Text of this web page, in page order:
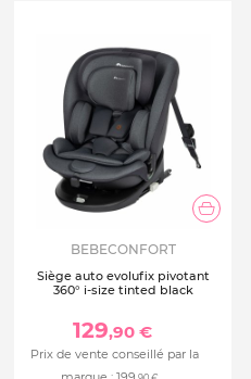
BEBECONFORT
Siège auto evolufix pivotant
360° i-size tinted black
129,90 €
Prix de vente conseillé par la